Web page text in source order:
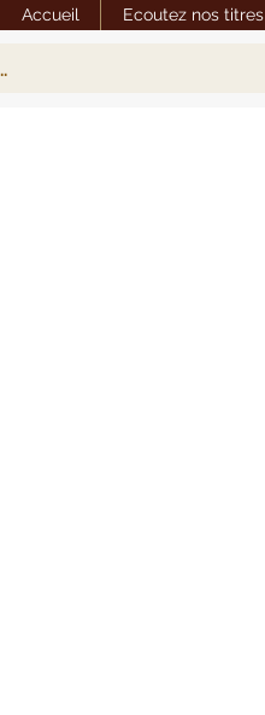
Accueil Ecoutez nos titres